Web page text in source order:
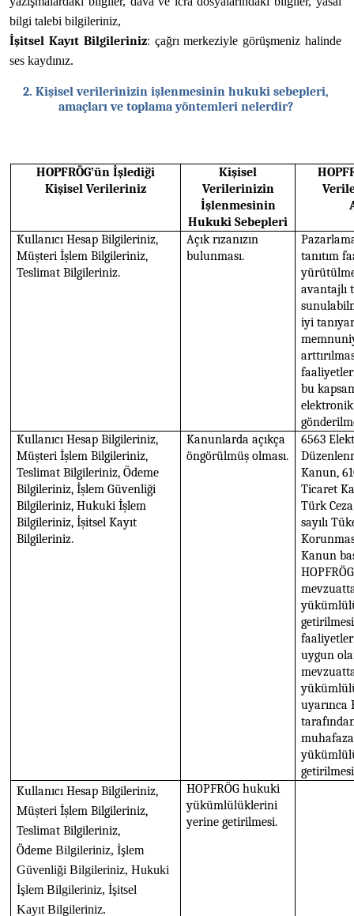
bilgi talebi bilgileriniz,
İşitsel Kayıt Bilgileriniz: çağrı merkeziyle görüşmeniz halinde
ses kaydınız.
2. Kişisel verilerinizin işlenmesinin hukuki sebepleri,
amaçları ve toplama yöntemleri nelerdir?
HOPFRÖG’ün İşlediği
Kişisel Verileriniz
Kişisel
Verilerinizin
İşlenmesinin
Hukuki Sebepleri
Kullanıcı Hesap Bilgileriniz,
Müşteri İşlem Bilgileriniz,
Teslimat Bilgileriniz.
Açık rızanızın
bulunması.
tanıtım
avantajlı
iyi
bu
Kullanıcı Hesap Bilgileriniz,
Müşteri İşlem Bilgileriniz,
Teslimat Bilgileriniz, Ödeme
Bilgileriniz, İşlem Güvenliği
Bilgileriniz, Hukuki İşlem
Bilgileriniz, İşitsel Kayıt
Bilgileriniz.
Kanunlarda açıkça
öngörülmüş olması.
6563
Kanun,
Ticaret
Türk
sayılı
Kanun
uygun
uyarınca
Kullanıcı Hesap Bilgileriniz,
Müşteri İşlem Bilgileriniz,
Teslimat Bilgileriniz,
ÖdemeBilgileriniz, İşlem
GüvenliğiBilgileriniz, Hukuki
İşlem Bilgileriniz, İşitsel
Kayıt Bilgileriniz.
HOPFRÖG hukuki
yükümlülüklerini
yerine getirilmesi.